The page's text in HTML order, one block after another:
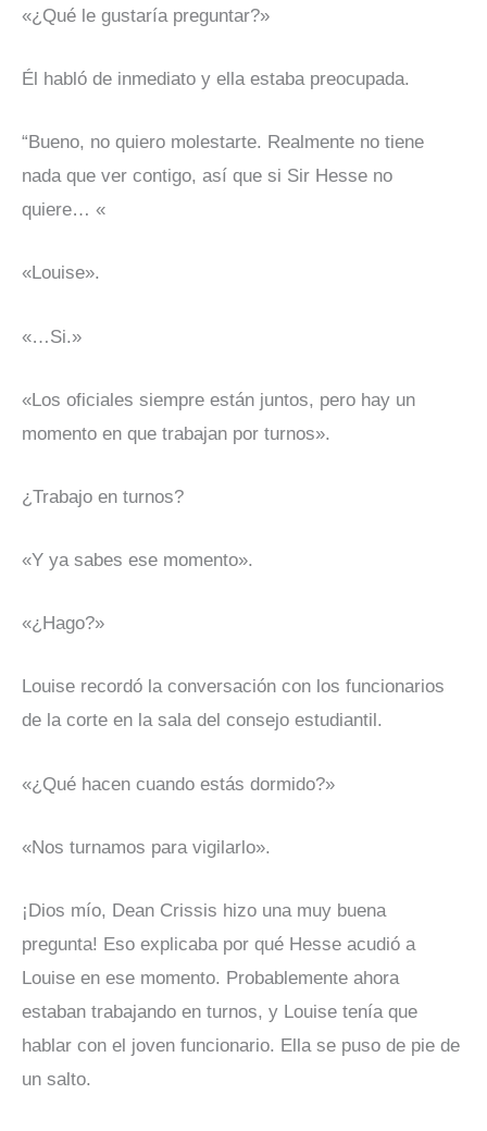
«¿Qué le gustaría preguntar?»
Él habló de inmediato y ella estaba preocupada.
“Bueno, no quiero molestarte. Realmente no tiene
nada que ver contigo, así que si Sir Hesse no
quiere… «
«Louise».
«…Si.»
«Los oficiales siempre están juntos, pero hay un
momento en que trabajan por turnos».
¿Trabajo en turnos?
«Y ya sabes ese momento».
«¿Hago?»
Louise recordó la conversación con los funcionarios
de la corte en la sala del consejo estudiantil.
«¿Qué hacen cuando estás dormido?»
«Nos turnamos para vigilarlo».
¡Dios mío, Dean Crissis hizo una muy buena
pregunta! Eso explicaba por qué Hesse acudió a
Louise en ese momento. Probablemente ahora
estaban trabajando en turnos, y Louise tenía que
hablar con el joven funcionario. Ella se puso de pie de
un salto.